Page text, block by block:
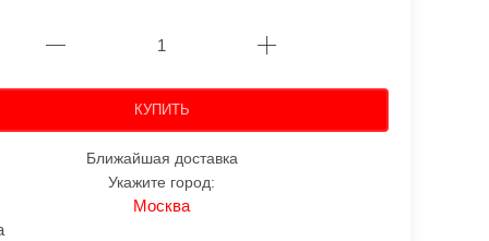
КУПИТЬ
Ближайшая доставка
Укажите город:
Москва